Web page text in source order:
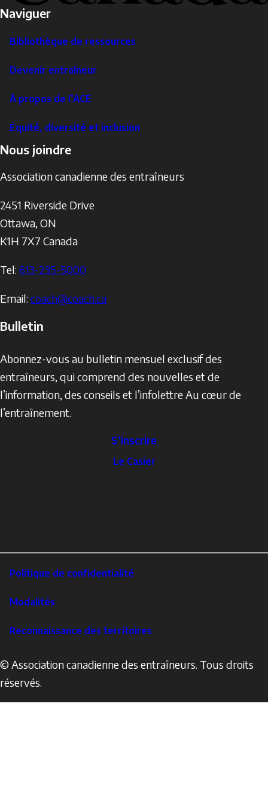
Naviguer
Bibliothèque de ressources
Devenir entraîneur
À propos de l’ACE
Équité, diversité et inclusion
Nous joindre
Association canadienne des entraîneurs
2451 Riverside Drive
Ottawa, ON
K1H 7X7 Canada
Tel: 613-235-5000
Email: coach@coach.ca
Bulletin
Abonnez-vous au bulletin mensuel exclusif des
entraîneurs, qui comprend des nouvelles et de
l’information, des conseils et l’infolettre Au cœur de
l’entraînement.
S’inscrire
Le Casier
Footer
Corporate
Politique de confidentialité
Modalités
Reconnaissance des territoires
© Association canadienne des entraîneurs. Tous droits
réservés.